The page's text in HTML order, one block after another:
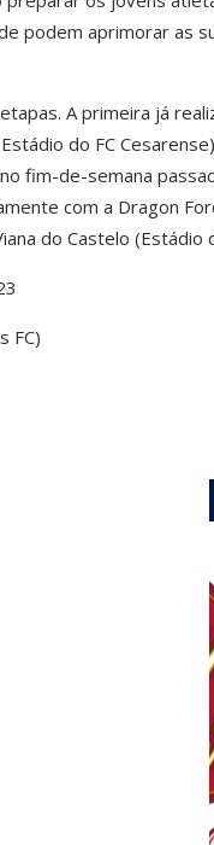
podem aprimorar as
A primeira já
do FC
fim-de-semana
com a Dragon
do Castelo (Estádio
FC)